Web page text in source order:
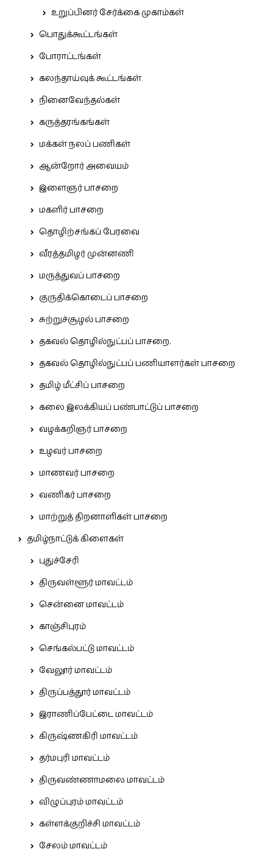
உறுப்பினர் சேர்க்கை முகாம்கள்
பொதுக்கூட்டங்கள்
போராட்டங்கள்
கலந்தாய்வுக் கூட்டங்கள்
நினைவேந்தல்கள்
கருத்தரங்கங்கள்
மக்கள் நலப் பணிகள்
ஆன்றோர் அவையம்
இளைஞர் பாசறை
மகளிர் பாசறை
தொழிற்சங்கப் பேரவை
வீரத்தமிழர் முன்னணி
மருத்துவப் பாசறை
குருதிக்கொடைப் பாசறை
சுற்றுச்சூழல் பாசறை
தகவல் தொழில்நுட்பப் பாசறை.
தகவல் தொழில்நுட்பப் பணியாளர்கள் பாசறை
தமிழ் மீட்சிப் பாசறை
கலை இலக்கியப் பண்பாட்டுப் பாசறை
வழக்கறிஞர் பாசறை
உழவர் பாசறை
மாணவர் பாசறை
வணிகர் பாசறை
மாற்றுத் திறனாளிகள் பாசறை
தமிழ்நாட்டுக் கிளைகள்
புதுச்சேரி
திருவள்ளூர் மாவட்டம்
சென்னை மாவட்டம்
காஞ்சிபுரம்
செங்கல்பட்டு மாவட்டம்
வேலூர் மாவட்டம்
திருப்பத்தூர் மாவட்டம்
இராணிப்பேட்டை மாவட்டம்
கிருஷ்ணகிரி மாவட்டம்
தர்மபுரி மாவட்டம்
திருவண்ணாமலை மாவட்டம்
விழுப்புரம் மாவட்டம்
கள்ளக்குறிச்சி மாவட்டம்
சேலம் மாவட்டம்